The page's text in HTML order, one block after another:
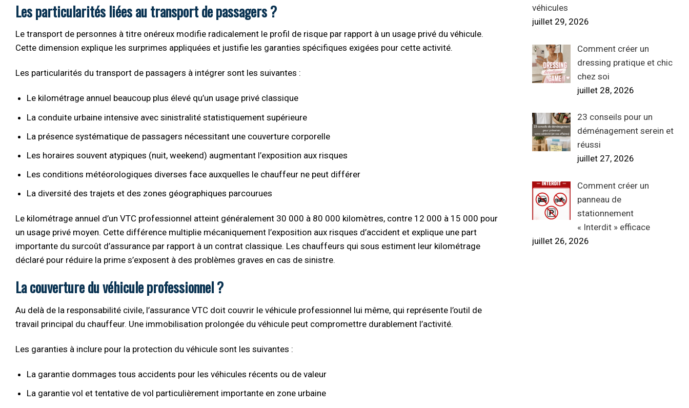
Les particularités liées au transport de passagers ?
Le transport de personnes à titre onéreux modifie radicalement le profil de risque par rapport à un usage privé du véhicule.
Cette dimension explique les surprimes appliquées et justifie les garanties spécifiques exigées pour cette activité.
Les particularités du transport de passagers à intégrer sont les suivantes :
Le kilométrage annuel beaucoup plus élevé qu’un usage privé classique
La conduite urbaine intensive avec sinistralité statistiquement supérieure
La présence systématique de passagers nécessitant une couverture corporelle
Les horaires souvent atypiques (nuit, weekend) augmentant l’exposition aux risques
Les conditions météorologiques diverses face auxquelles le chauffeur ne peut différer
La diversité des trajets et des zones géographiques parcourues
Le kilométrage annuel d’un VTC professionnel atteint généralement 30 000 à 80 000 kilomètres, contre 12 000 à 15 000 pour
un usage privé moyen. Cette différence multiplie mécaniquement l’exposition aux risques d’accident et explique une part
importante du surcoût d’assurance par rapport à un contrat classique. Les chauffeurs qui sous estiment leur kilométrage
déclaré pour réduire la prime s’exposent à des problèmes graves en cas de sinistre.
La couverture du véhicule professionnel ?
Au delà de la responsabilité civile, l’assurance VTC doit couvrir le véhicule professionnel lui même, qui représente l’outil de
travail principal du chauffeur. Une immobilisation prolongée du véhicule peut compromettre durablement l’activité.
Les garanties à inclure pour la protection du véhicule sont les suivantes :
La garantie dommages tous accidents pour les véhicules récents ou de valeur
La garantie vol et tentative de vol particulièrement importante en zone urbaine
véhicules
juillet 29, 2026
Comment créer un
dressing pratique et chic
chez soi
juillet 28, 2026
23 conseils pour un
déménagement serein et
réussi
juillet 27, 2026
Comment créer un
panneau de
stationnement
« Interdit » efficace
juillet 26, 2026